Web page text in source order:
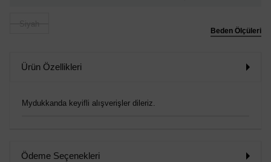
Beden Ölçüleri
Ürün Özellikleri
Mydukkanda keyifli alışverişler dileriz.
Ödeme Seçenekleri